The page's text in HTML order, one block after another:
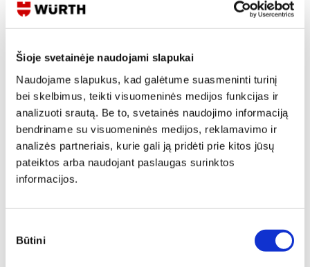
Šioje svetainėje naudojami slapukai
Naudojame slapukus, kad galėtume suasmeninti turinį
bei skelbimus, teikti visuomeninės medijos funkcijas ir
analizuoti srautą. Be to, svetainės naudojimo informaciją
bendriname su visuomeninės medijos, reklamavimo ir
analizės partneriais, kurie gali ją pridėti prie kitos jūsų
pateiktos arba naudojant paslaugas surinktos
informacijos.
pasirinkimas
Būtini
Produkto Nr. 0715 06 01
Prisijungti / Registruotis
Rašyti užklausą
Reikia daugiau informacijos?
Rodyti artimiausią parduotuvę